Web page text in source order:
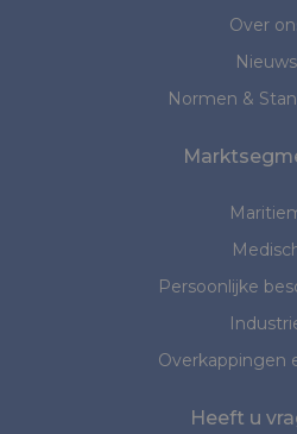
Over
Nieuws
Normen &
Persoonlijke
Overkappingen
Heeft u